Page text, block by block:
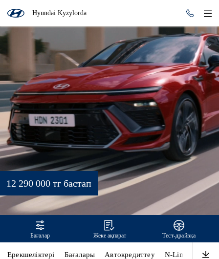
Hyundai Kyzylorda
SONATA
12 290 000 тг бастап
Бағалар Жеке ақпарат Тест-драйвқа
Ерекшеліктері Бағалары Автокредиттеу N-Line